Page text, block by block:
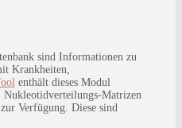
sind Informationen zu
Krankheiten,
enthält dieses Modul
Matrizen
Verfügung. Diese sind